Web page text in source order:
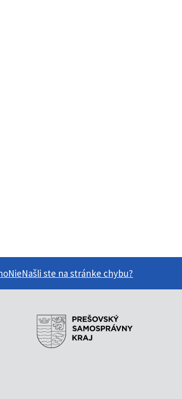
NieNašli ste na stránke chybu?